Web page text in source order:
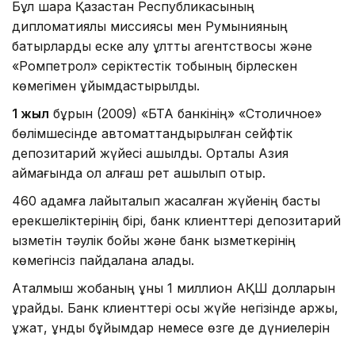
Бұл шара Қазақстан Республикасының
дипломатиялық миссиясы мен Румынияның
батырларды еске алу ұлттық агентствосы және
«Ромпетрол» серіктестік тобының бірлескен
көмегімен ұйымдастырылды.
1 жыл бұрын (2009) «БТА банкінің» «Столичное»
бөлімшесінде автоматтандырылған сейфтік
депозитарий жүйесі ашылды. Орталық Азия
аймағында ол алғаш рет ашылып отыр.
460 адамға лайықталып жасалған жүйенің басты
ерекшеліктерінің бірі, банк клиенттері депозитарий
қызметін тәулік бойы және банк қызметкерінің
көмегінсіз пайдалана алады.
Аталмыш жобаның құны 1 миллион АҚШ долларын
құрайды. Банк клиенттері осы жүйе негізінде қаржы,
құжат, құнды бұйымдар немесе өзге де дүниелерін